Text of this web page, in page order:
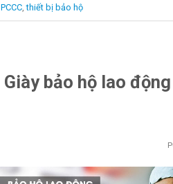
PCCC,thiết bị bảo hộ
Giày bảo hộ lao